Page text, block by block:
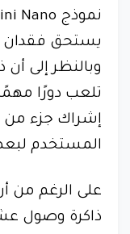
يستحق فقدان
تلعب دورًا
إشراك جزء من
المستخدم
ذاكرة وصول